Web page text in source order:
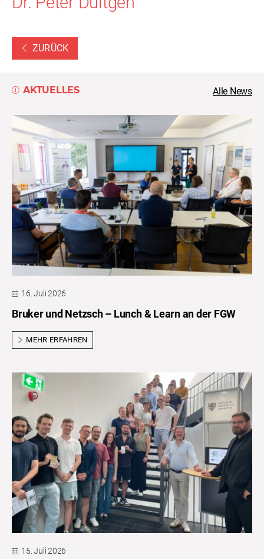
ZURÜCK
AKTUELLES Alle News
16. Juli 2026
Bruker und Netzsch – Lunch & Learn an der FGW
MEHR ERFAHREN
15. Juli 2026